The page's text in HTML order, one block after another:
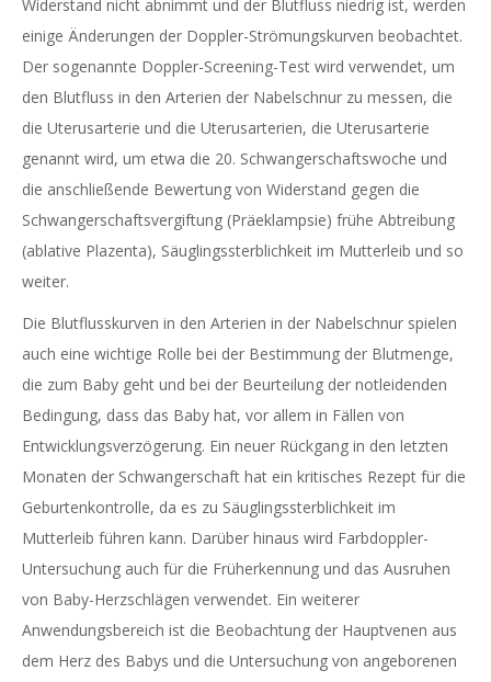
Widerstand nicht abnimmt und der Blutfluss niedrig ist, werden
einige Änderungen der Doppler-Strömungskurven beobachtet.
Der sogenannte Doppler-Screening-Test wird verwendet, um
den Blutfluss in den Arterien der Nabelschnur zu messen, die
die Uterusarterie und die Uterusarterien, die Uterusarterie
genannt wird, um etwa die 20. Schwangerschaftswoche und
die anschließende Bewertung von Widerstand gegen die
Schwangerschaftsvergiftung (Präeklampsie) frühe Abtreibung
(ablative Plazenta), Säuglingssterblichkeit im Mutterleib und so
weiter.
Die Blutflusskurven in den Arterien in der Nabelschnur spielen
auch eine wichtige Rolle bei der Bestimmung der Blutmenge,
die zum Baby geht und bei der Beurteilung der notleidenden
Bedingung, dass das Baby hat, vor allem in Fällen von
Entwicklungsverzögerung. Ein neuer Rückgang in den letzten
Monaten der Schwangerschaft hat ein kritisches Rezept für die
Geburtenkontrolle, da es zu Säuglingssterblichkeit im
Mutterleib führen kann. Darüber hinaus wird Farbdoppler-
Untersuchung auch für die Früherkennung und das Ausruhen
von Baby-Herzschlägen verwendet. Ein weiterer
Anwendungsbereich ist die Beobachtung der Hauptvenen aus
dem Herz des Babys und die Untersuchung von angeborenen